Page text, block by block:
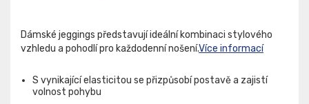
Dámské jeggings představují ideální kombinaci stylového
vzhledu a pohodlí pro každodenní nošení.Více informací
S vynikající elasticitou se přizpůsobí postavě a zajistí
volnost pohybu